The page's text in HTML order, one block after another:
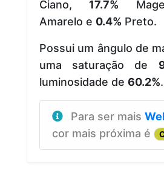
Ciano, 17.7%
Amarelo e 0.4% Preto.
Possui um ângulo de
uma saturação de
luminosidade de 60.2%.
Para ser mais
cor mais próxima é